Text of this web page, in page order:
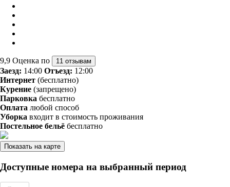
9,9 Оценка по 11 отзывам
Заезд: 14:00 Отъезд: 12:00
Интернет (бесплатно)
Курение (запрещено)
Парковка бесплатно
Оплата любой способ
Уборка входит в стоимость проживания
Постельное бельё бесплатно
Показать на карте
Доступные номера на выбранный период